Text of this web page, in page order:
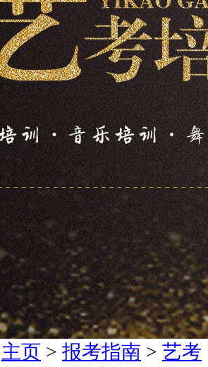
主页 > 报考指南 > 艺考